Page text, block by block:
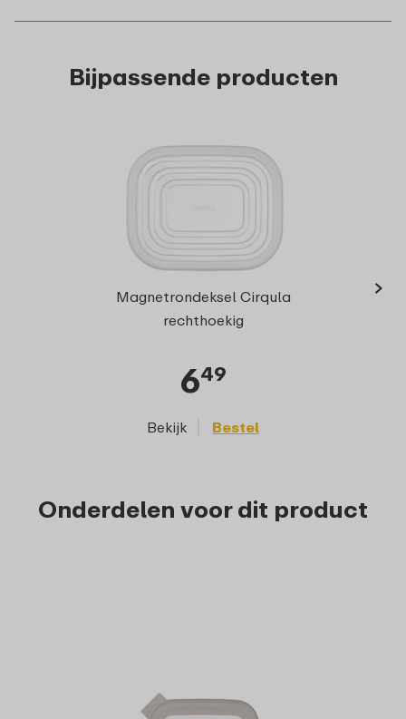
Bijpassende producten
Magnetrondeksel Cirqula
rechthoekig
649
Bekijk Bestel
›
Onderdelen voor dit product